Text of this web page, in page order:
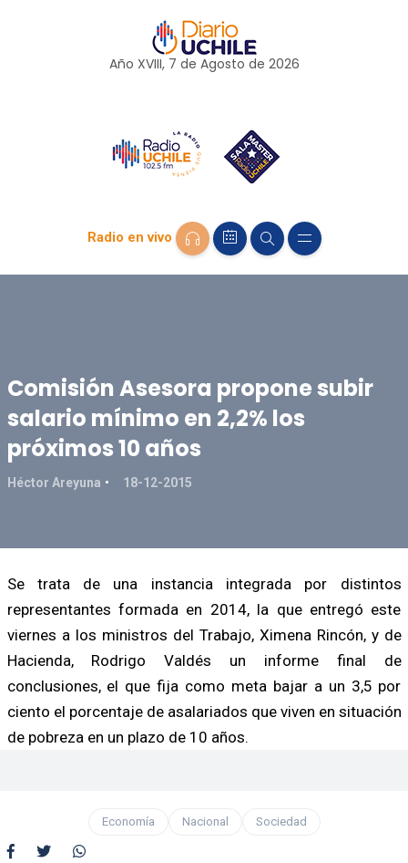
Año XVIII, 7 de Agosto de 2026
Radio en vivo
Comisión Asesora propone subir
salario mínimo en 2,2% los
próximos 10 años
Héctor Areyuna 18-12-2015
Se trata de una instancia integrada por distintos
representantes formada en 2014, la que entregó este
viernes a los ministros del Trabajo, Ximena Rincón, y de
Hacienda, Rodrigo Valdés un informe final de
conclusiones, el que fija como meta bajar a un 3,5 por
ciento el porcentaje de asalariados que viven en situación
de pobreza en un plazo de 10 años.
Economía Nacional Sociedad